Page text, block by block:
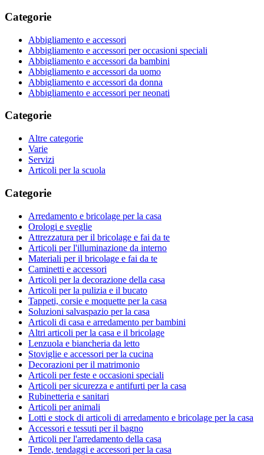
Categorie
Abbigliamento e accessori
Abbigliamento e accessori per occasioni speciali
Abbigliamento e accessori da bambini
Abbigliamento e accessori da uomo
Abbigliamento e accessori da donna
Abbigliamento e accessori per neonati
Categorie
Altre categorie
Varie
Servizi
Articoli per la scuola
Categorie
Arredamento e bricolage per la casa
Orologi e sveglie
Attrezzatura per il bricolage e fai da te
Articoli per l'illuminazione da interno
Materiali per il bricolage e fai da te
Caminetti e accessori
Articoli per la decorazione della casa
Articoli per la pulizia e il bucato
Tappeti, corsie e moquette per la casa
Soluzioni salvaspazio per la casa
Articoli di casa e arredamento per bambini
Altri articoli per la casa e il bricolage
Lenzuola e biancheria da letto
Stoviglie e accessori per la cucina
Decorazioni per il matrimonio
Articoli per feste e occasioni speciali
Articoli per sicurezza e antifurti per la casa
Rubinetteria e sanitari
Articoli per animali
Lotti e stock di articoli di arredamento e bricolage per la casa
Accessori e tessuti per il bagno
Articoli per l'arredamento della casa
Tende, tendaggi e accessori per la casa